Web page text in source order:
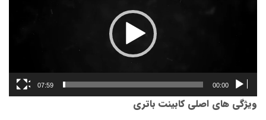
00:00
07:59
ویژگی های اصلی کابینت باتری